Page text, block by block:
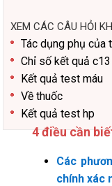
XEM CÁC CÂU HỎI
Tác dụng phụ của
Chỉ số kết quả c13
Kết quả test máu
Về thuốc
Kết quả test hp
4 điều cần
Các
chính xác